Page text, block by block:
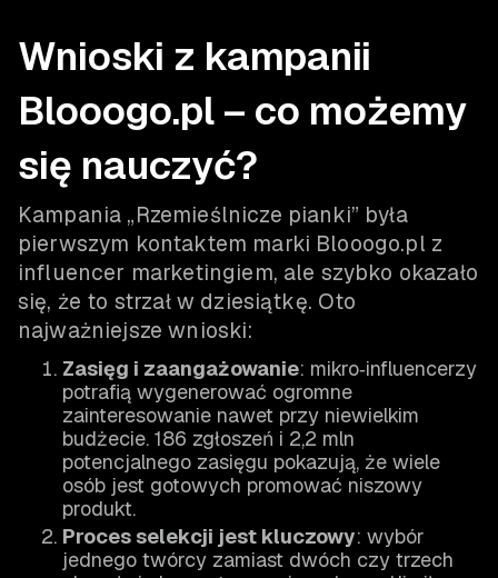
Wnioski z kampanii
Blooogo.pl – co możemy
się nauczyć?
Kampania „Rzemieślnicze pianki” była
pierwszym kontaktem marki Blooogo.pl z
influencer marketingiem, ale szybko okazało
się, że to strzał w dziesiątkę. Oto
najważniejsze wnioski:
Zasięg i zaangażowanie: mikro‑influencerzy
potrafią wygenerować ogromne
zainteresowanie nawet przy niewielkim
budżecie. 186 zgłoszeń i 2,2 mln
potencjalnego zasięgu pokazują, że wiele
osób jest gotowych promować niszowy
produkt.
Proces selekcji jest kluczowy: wybór
jednego twórcy zamiast dwóch czy trzech